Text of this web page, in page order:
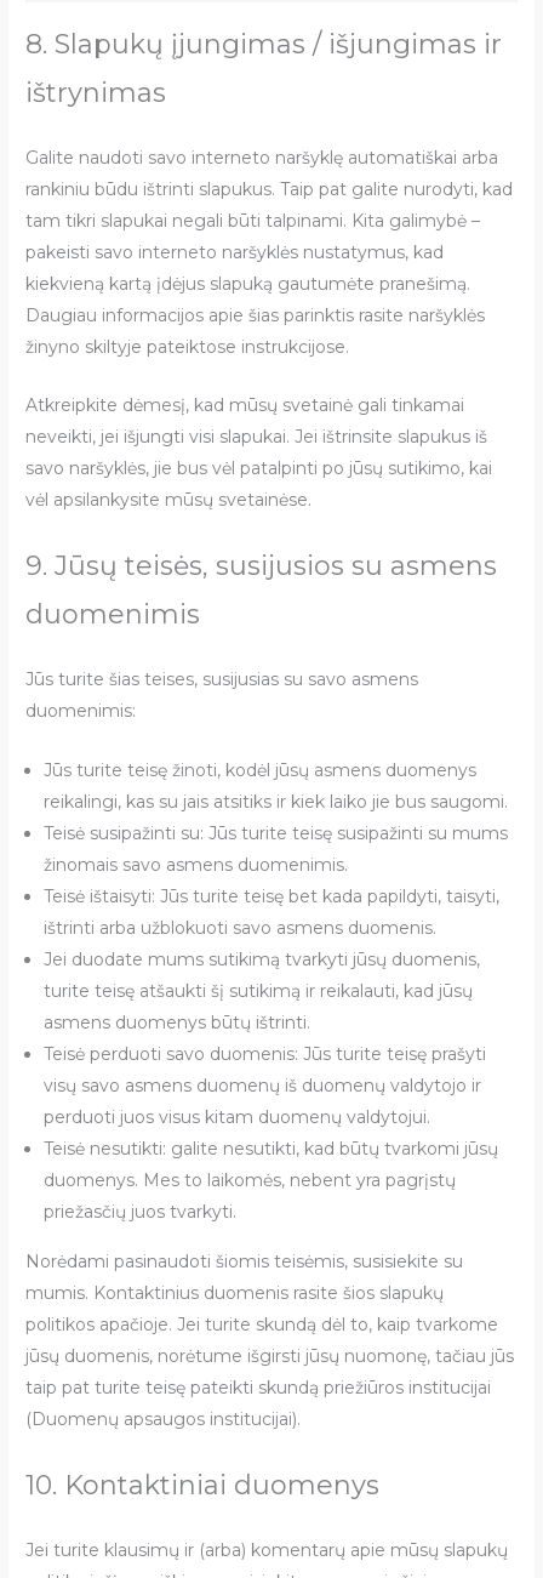
8. Slapukų įjungimas / išjungimas ir
ištrynimas
Galite naudoti savo interneto naršyklę automatiškai arba
rankiniu būdu ištrinti slapukus. Taip pat galite nurodyti, kad
tam tikri slapukai negali būti talpinami. Kita galimybė –
pakeisti savo interneto naršyklės nustatymus, kad
kiekvieną kartą įdėjus slapuką gautumėte pranešimą.
Daugiau informacijos apie šias parinktis rasite naršyklės
žinyno skiltyje pateiktose instrukcijose.
Atkreipkite dėmesį, kad mūsų svetainė gali tinkamai
neveikti, jei išjungti visi slapukai. Jei ištrinsite slapukus iš
savo naršyklės, jie bus vėl patalpinti po jūsų sutikimo, kai
vėl apsilankysite mūsų svetainėse.
9. Jūsų teisės, susijusios su asmens
duomenimis
Jūs turite šias teises, susijusias su savo asmens
duomenimis:
Jūs turite teisę žinoti, kodėl jūsų asmens duomenys
reikalingi, kas su jais atsitiks ir kiek laiko jie bus saugomi.
Teisė susipažinti su: Jūs turite teisę susipažinti su mums
žinomais savo asmens duomenimis.
Teisė ištaisyti: Jūs turite teisę bet kada papildyti, taisyti,
ištrinti arba užblokuoti savo asmens duomenis.
Jei duodate mums sutikimą tvarkyti jūsų duomenis,
turite teisę atšaukti šį sutikimą ir reikalauti, kad jūsų
asmens duomenys būtų ištrinti.
Teisė perduoti savo duomenis: Jūs turite teisę prašyti
visų savo asmens duomenų iš duomenų valdytojo ir
perduoti juos visus kitam duomenų valdytojui.
Teisė nesutikti: galite nesutikti, kad būtų tvarkomi jūsų
duomenys. Mes to laikomės, nebent yra pagrįstų
priežasčių juos tvarkyti.
Norėdami pasinaudoti šiomis teisėmis, susisiekite su
mumis. Kontaktinius duomenis rasite šios slapukų
politikos apačioje. Jei turite skundą dėl to, kaip tvarkome
jūsų duomenis, norėtume išgirsti jūsų nuomonę, tačiau jūs
taip pat turite teisę pateikti skundą priežiūros institucijai
(Duomenų apsaugos institucijai).
10. Kontaktiniai duomenys
Jei turite klausimų ir (arba) komentarų apie mūsų slapukų